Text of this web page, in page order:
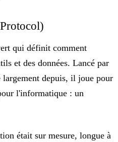
qui définit comment
et des données. Lancé par
depuis, il joue pour
l'informatique : un
était sur mesure, longue à